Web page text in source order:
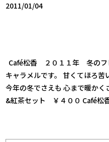
2011/01/04
Café松香 ２０１１年 冬のフ
キャラメルです。 甘くてほろ
今年の冬でさえも 心まで暖か
&紅茶セット ￥４００ Café松